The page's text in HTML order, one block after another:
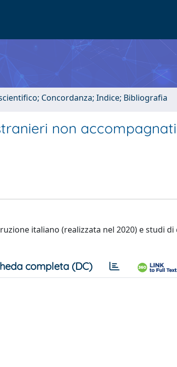
Concordanza; Indice; Bibliografia
non
italiano (realizzata nel 2020) e studi
completa (DC)